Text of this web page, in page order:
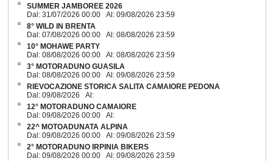
SUMMER JAMBOREE 2026
Dal: 31/07/2026 00:00 Al: 09/08/2026 23:59
8° WILD IN BRENTA
Dal: 07/08/2026 00:00 Al: 08/08/2026 23:59
10° MOHAWE PARTY
Dal: 08/08/2026 00:00 Al: 08/08/2026 23:59
3° MOTORADUNO GUASILA
Dal: 08/08/2026 00:00 Al: 09/08/2026 23:59
RIEVOCAZIONE STORICA SALITA CAMAIORE PEDONA
Dal: 09/08/2026 Al:
12° MOTORADUNO CAMAIORE
Dal: 09/08/2026 00:00 Al:
22^ MOTOADUNATA ALPINA
Dal: 09/08/2026 00:00 Al: 09/08/2026 23:59
2° MOTORADUNO IRPINIA BIKERS
Dal: 09/08/2026 00:00 Al: 09/08/2026 23:59